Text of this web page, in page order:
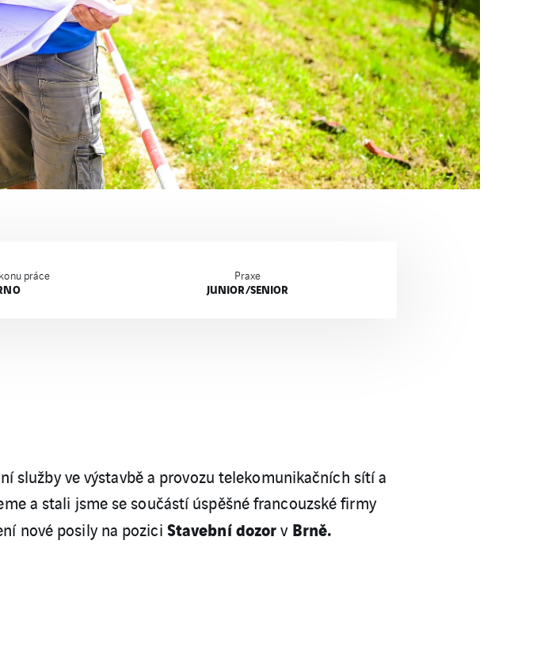
práce Praxe
JUNIOR/SENIOR
služby ve výstavbě a provozu telekomunikačních sítí a
a stali jsme se součástí úspěšné francouzské firmy
nové posily na pozici Stavební dozorv Brně.